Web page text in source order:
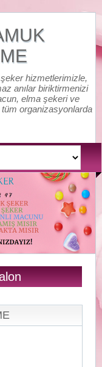
hizmetlerimizle,
anılar biriktirmenizi
elma şekeri ve
organizasyonlarda